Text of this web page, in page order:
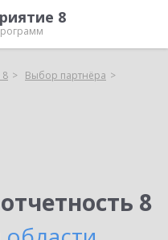
8
8
Выбор партнёра
8